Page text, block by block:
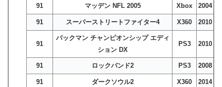
91 マッデン NFL 2005 Xbox 2004
91 スーパーストリートファイター4 X360 2010
91
パックマン チャンピオンシップ エディ
ション DX
PS3 2010
91 ロックバンド2 PS3 2008
91 ダークソウル2 X360 2014